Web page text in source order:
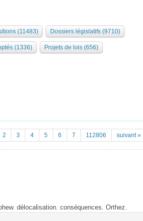
(11483) Dossiers législatifs (9710)
(1336) Projets de lois (656)
2 3 4 5 6 7 112806 suivant »
délocalisation. conséquences. Orthez.